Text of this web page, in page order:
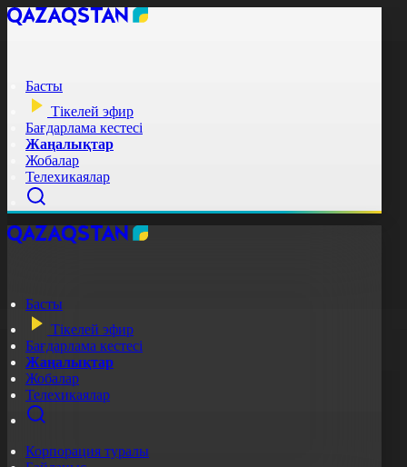
Басты
Тікелей эфир
Бағдарлама кестесі
Жаңалықтар
Жобалар
Телехикаялар
Басты
Тікелей эфир
Бағдарлама кестесі
Жаңалықтар
Жобалар
Телехикаялар
Корпорация туралы